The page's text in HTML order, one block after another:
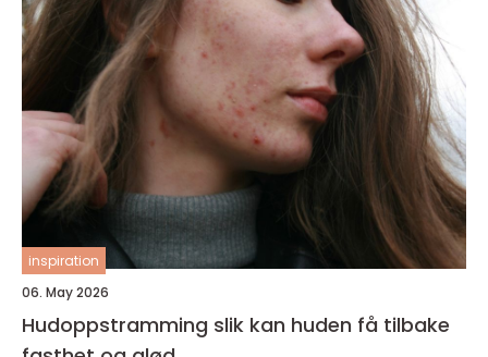
inspiration
06. May 2026
Hudoppstramming slik kan huden få tilbake